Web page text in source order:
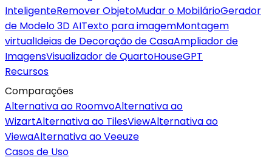
InteligenteRemover ObjetoMudar o MobilárioGerador
de Modelo 3D AITexto para imagemMontagem
virtualIdeias de Decoração de CasaAmpliador de
ImagensVisualizador de QuartoHouseGPT
Recursos
Comparações
Alternativa ao RoomvoAlternativa ao
WizartAlternativa ao TilesViewAlternativa ao
ViewaAlternativa ao Veeuze
Casos de Uso